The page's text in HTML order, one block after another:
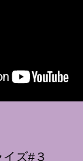
ズ#３